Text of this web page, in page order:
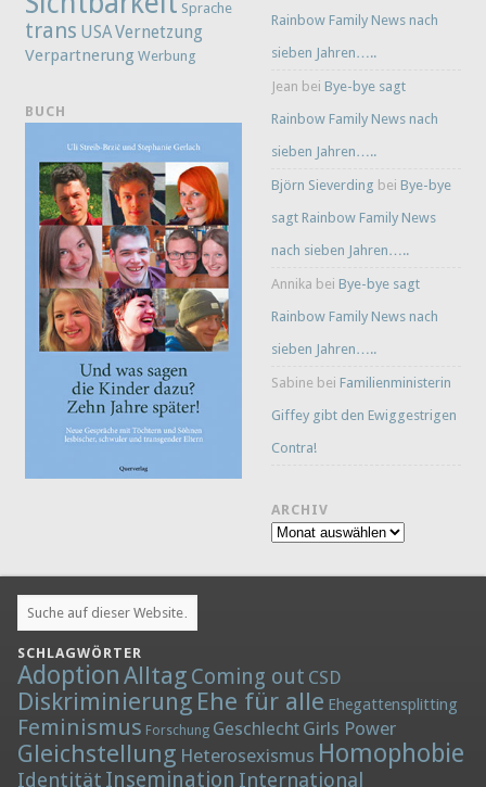
Sprache
trans USAVernetzung
Verpartnerung Werbung
BUCH
Rainbow Family News nach
sieben Jahren…..
Jean bei Bye-bye sagt
Rainbow Family News nach
sieben Jahren…..
Björn Sieverding bei Bye-bye
sagt Rainbow Family News
nach sieben Jahren…..
Annika bei Bye-bye sagt
Rainbow Family News nach
sieben Jahren…..
Sabine bei Familienministerin
Giffey gibt den Ewiggestrigen
Contra!
ARCHIV
Archiv
SCHLAGWÖRTER
AdoptionAlltag Coming out CSD
Diskriminierung Ehe für alle Ehegattensplitting
Feminismus Forschung Geschlecht Girls Power
Gleichstellung Heterosexismus Homophobie
Identität Insemination International